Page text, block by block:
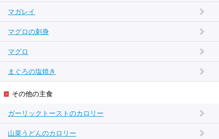
マガレイ
マグロの刺身
マグロ
まぐろの塩焼き
その他の主食
ガーリックトーストのカロリー
山菜うどんのカロリー